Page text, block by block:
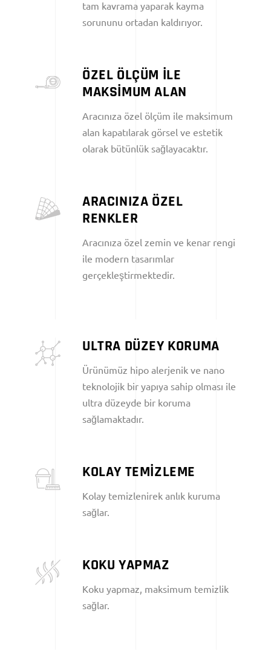
tam kavrama yaparak kayma
sorununu ortadan kaldırıyor.
ÖZEL ÖLÇÜM İLE
MAKSİMUM ALAN
Aracınıza özel ölçüm ile maksimum
alan kapatılarak görsel ve estetik
olarak bütünlük sağlayacaktır.
ARACINIZA ÖZEL
RENKLER
Aracınıza özel zemin ve kenar rengi
ile modern tasarımlar
gerçekleştirmektedir.
ULTRA DÜZEY KORUMA
Ürünümüz hipo alerjenik ve nano
teknolojik bir yapıya sahip olması ile
ultra düzeyde bir koruma
sağlamaktadır.
KOLAY TEMİZLEME
Kolay temizlenirek anlık kuruma
sağlar.
KOKU YAPMAZ
Koku yapmaz, maksimum temizlik
sağlar.